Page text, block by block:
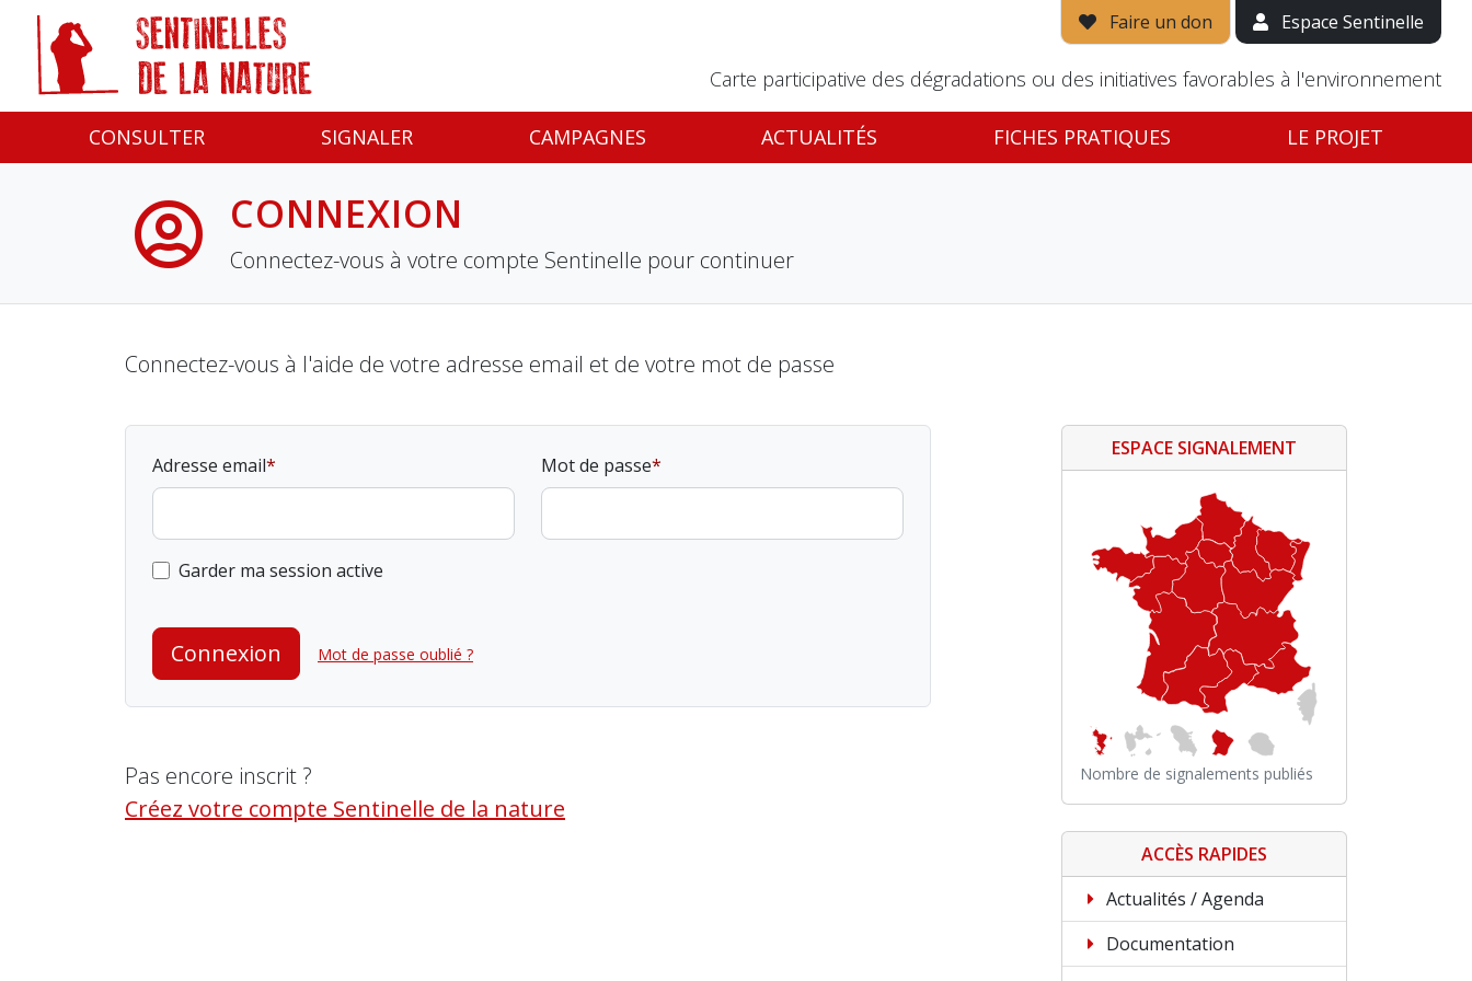
Faire un don Espace Sentinelle
Carte participative des dégradations ou des initiatives favorables à l'environnement
CONSULTER SIGNALER CAMPAGNES ACTUALITÉS FICHES PRATIQUES LE PROJET
CONNEXION
Connectez-vous à votre compte Sentinelle pour continuer
Connectez-vous à l'aide de votre adresse email et de votre mot de passe
Adresse email Mot de passe
Garder ma session active
Connexion Mot de passe oublié ?
Pas encore inscrit ?
Créez votre compte Sentinelle de la nature
ESPACE SIGNALEMENT
Nombre de signalements publiés
ACCÈS RAPIDES
Actualités / Agenda
Documentation
Panneau de gestion des cookies